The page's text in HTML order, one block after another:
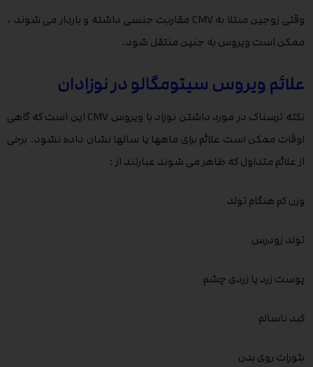
وقتی زوجین مبتلا به CMV مقاربت جنسی داشته و باردار می شوند ،
ممکن است ویروس به جنین منتقل شود.
علائم ویروس سیتومگالو در نوزادان
نکته ترسناک در مورد داشتن نوزاد با ویروس CMV این است که گاهی
اوقات ممکن است علائم برای ماهها یا سالها نشان داده نشود. برخی
از علائم متداول که ظاهر می شوند عبارتند از :
وزن کم هنگام تولد
تولد زودرس
پوست زرد یا زردی چشم
کبد ناسالم
بثورات روی بدن